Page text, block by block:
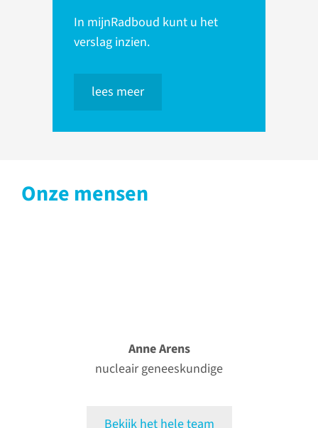
In mijnRadboud kunt u het
verslag inzien.
lees meer
Onze mensen
Anne Arens
nucleair geneeskundige
Bekijk het hele team